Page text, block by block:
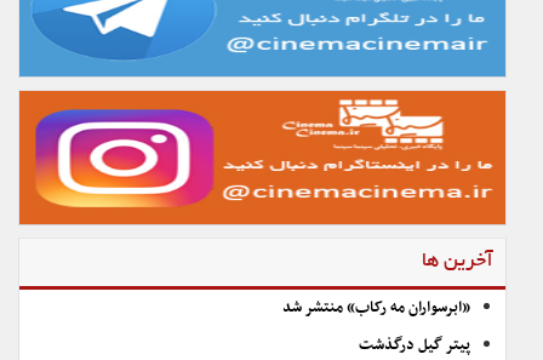
آخرین ها
«ابرسواران مه رکاب» منتشر شد
پیتر گیل درگذشت